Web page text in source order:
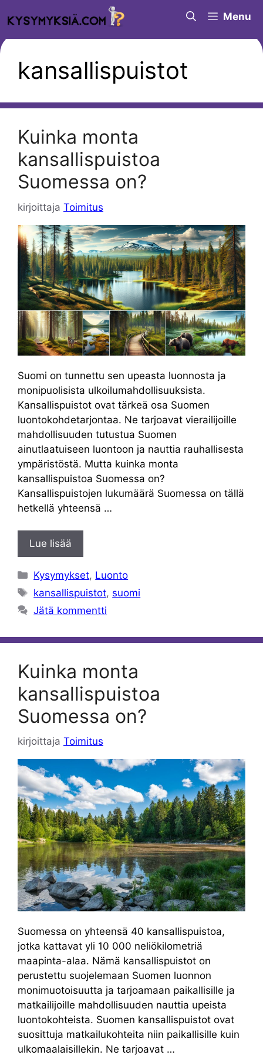
sisältöön
Menu
kansallispuistot
Kuinka monta
kansallispuistoa
Suomessa on?
kirjoittaja Toimitus
Suomi on tunnettu sen upeasta luonnosta ja
monipuolisista ulkoilumahdollisuuksista.
Kansallispuistot ovat tärkeä osa Suomen
luontokohdetarjontaa. Ne tarjoavat vierailijoille
mahdollisuuden tutustua Suomen
ainutlaatuiseen luontoon ja nauttia rauhallisesta
ympäristöstä. Mutta kuinka monta
kansallispuistoa Suomessa on?
Kansallispuistojen lukumäärä Suomessa on tällä
hetkellä yhteensä …
Lue lisää
Kategoriat
Kysymykset, Luonto
Avainsanat
kansallispuistot, suomi
Jätä kommentti
Kuinka monta
kansallispuistoa
Suomessa on?
kirjoittaja Toimitus
Suomessa on yhteensä 40 kansallispuistoa,
jotka kattavat yli 10 000 neliökilometriä
maapinta-alaa. Nämä kansallispuistot on
perustettu suojelemaan Suomen luonnon
monimuotoisuutta ja tarjoamaan paikallisille ja
matkailijoille mahdollisuuden nauttia upeista
luontokohteista. Suomen kansallispuistot ovat
suosittuja matkailukohteita niin paikallisille kuin
ulkomaalaisillekin. Ne tarjoavat …